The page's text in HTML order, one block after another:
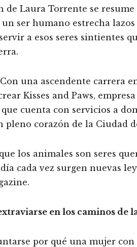
de Laura Torrente se
ser humano estrecha
a esos seres sintientes
una ascendente carrera
Kisses and Paws,
cuenta con servicios a
pleno corazón de la Ciudad
los animales son seres
cada vez surgen nuevas
en los caminos de
por qué una mujer